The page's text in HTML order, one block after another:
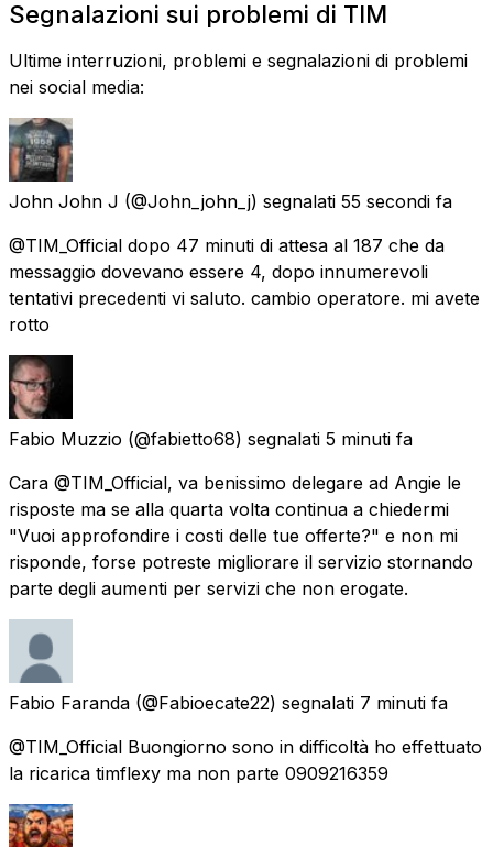
Segnalazioni sui problemi di TIM
Ultime interruzioni, problemi e segnalazioni di problemi
nei social media:
John John J (@John_john_j) segnalati 55 secondi fa
@TIM_Official dopo 47 minuti di attesa al 187 che da
messaggio dovevano essere 4, dopo innumerevoli
tentativi precedenti vi saluto. cambio operatore. mi avete
rotto
Fabio Muzzio (@fabietto68) segnalati 5 minuti fa
Cara @TIM_Official, va benissimo delegare ad Angie le
risposte ma se alla quarta volta continua a chiedermi
"Vuoi approfondire i costi delle tue offerte?" e non mi
risponde, forse potreste migliorare il servizio stornando
parte degli aumenti per servizi che non erogate.
Fabio Faranda (@Fabioecate22) segnalati 7 minuti fa
@TIM_Official Buongiorno sono in difficoltà ho effettuato
la ricarica timflexy ma non parte 0909216359